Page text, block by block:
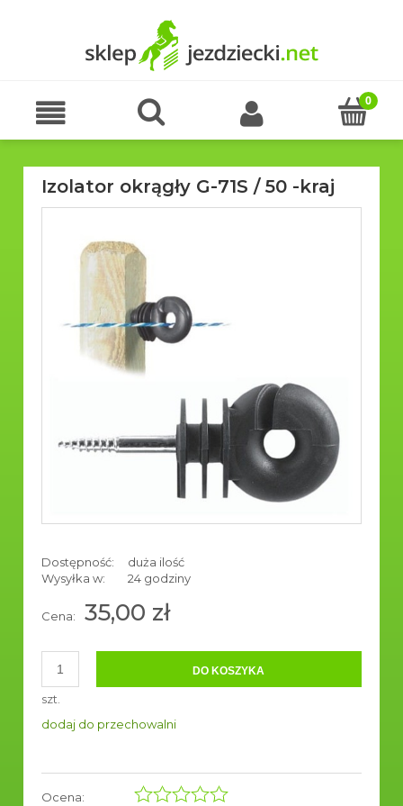
Izolator okrągły G-71S / 50 -kraj
Dostępność:
duża ilość
Wysyłka w:
24 godziny
Cena: 35,00 zł
szt.
DO KOSZYKA
dodaj do przechowalni
Ocena: